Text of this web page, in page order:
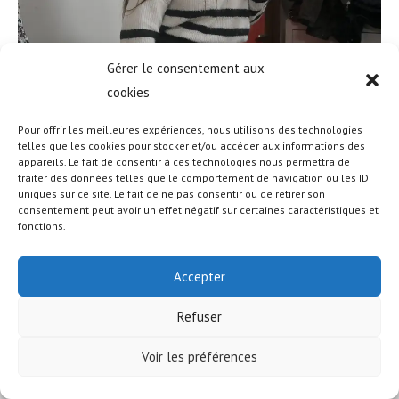
Gérer le consentement aux
cookies
Pour offrir les meilleures expériences, nous utilisons des technologies
telles que les cookies pour stocker et/ou accéder aux informations des
appareils. Le fait de consentir à ces technologies nous permettra de
traiter des données telles que le comportement de navigation ou les ID
uniques sur ce site. Le fait de ne pas consentir ou de retirer son
consentement peut avoir un effet négatif sur certaines caractéristiques et
fonctions.
Accepter
Refuser
Voir les préférences
© COPYRIGHT - OCEANWP THEME BY NICK